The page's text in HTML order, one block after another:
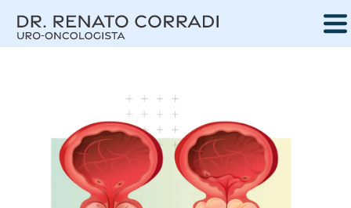
Dr. Renato Corradi Uro-Oncologista